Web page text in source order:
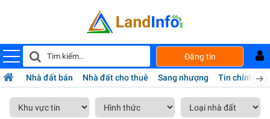
Đăng tin
Nhà đất bán Nhà đất cho thuê Sang nhượng Tin chính chủ